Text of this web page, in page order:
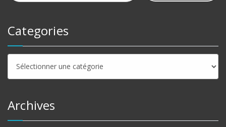
Categories
Categories
Archives